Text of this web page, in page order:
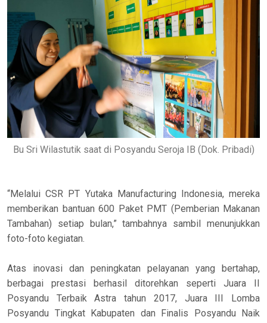
Bu Sri Wilastutik saat di Posyandu Seroja IB (Dok. Pribadi)
“Melalui CSR PT Yutaka Manufacturing Indonesia, mereka
memberikan bantuan 600 Paket PMT (Pemberian Makanan
Tambahan) setiap bulan,” tambahnya sambil menunjukkan
foto-foto kegiatan.
Atas inovasi dan peningkatan pelayanan yang bertahap,
berbagai prestasi berhasil ditorehkan seperti Juara II
Posyandu Terbaik Astra tahun 2017, Juara III Lomba
Posyandu Tingkat Kabupaten dan Finalis Posyandu Naik